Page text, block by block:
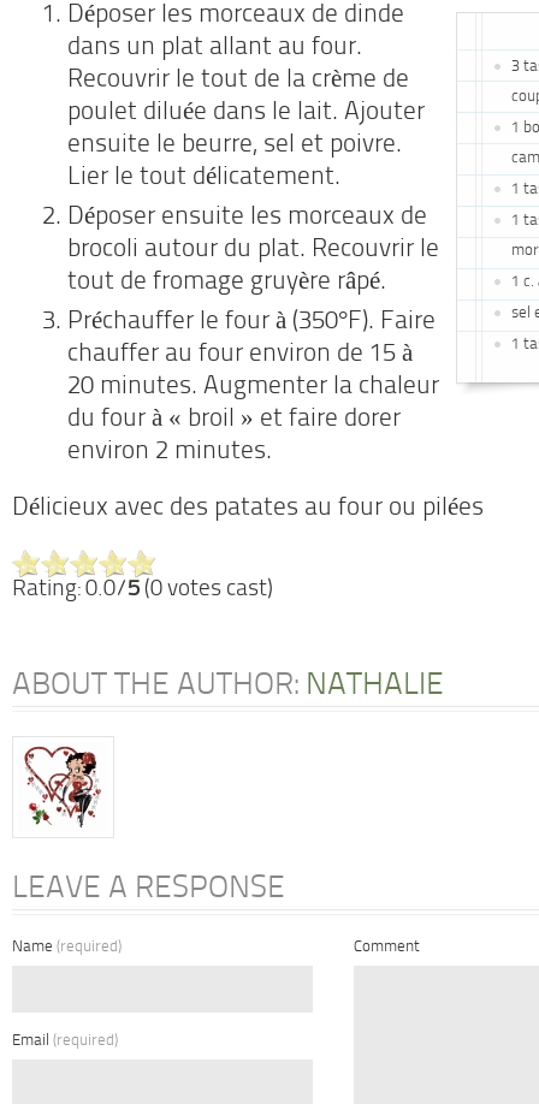
3
1
1
1
1 c.
sel
1
Déposer les morceaux de dinde
dans un plat allant au four.
Recouvrir le tout de la crème de
poulet diluée dans le lait. Ajouter
ensuite le beurre, sel et poivre.
Lier le tout délicatement.
Déposer ensuite les morceaux de
brocoli autour du plat. Recouvrir le
tout de fromage gruyère râpé.
Préchauffer le four à (350°F). Faire
chauffer au four environ de 15 à
20 minutes. Augmenter la chaleur
du four à « broil » et faire dorer
environ 2 minutes.
Délicieux avec des patates au four ou pilées
Rating: 0.0/5 (0 votes cast)
ABOUT THE AUTHOR: NATHALIE
LEAVE A RESPONSE
Name (required)
Email (required)
Comment